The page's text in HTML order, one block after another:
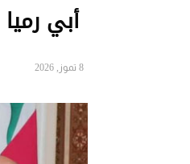
أبي
8 تموز, 2026